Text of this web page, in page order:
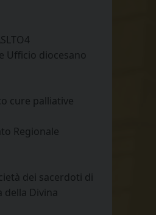
Ufficio diocesano
cure palliative
Regionale
dei sacerdoti di
della Divina